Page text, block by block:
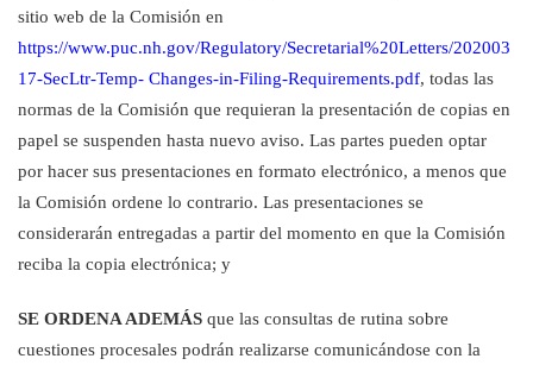
sitio web de la Comisión en
https://www.puc.nh.gov/Regulatory/Secretarial%20Letters/202003
17-SecLtr-Temp- Changes-in-Filing-Requirements.pdf, todas las
normas de la Comisión que requieran la presentación de copias en
papel se suspenden hasta nuevo aviso. Las partes pueden optar
por hacer sus presentaciones en formato electrónico, a menos que
la Comisión ordene lo contrario. Las presentaciones se
considerarán entregadas a partir del momento en que la Comisión
reciba la copia electrónica; y
SE ORDENA ADEMÁS que las consultas de rutina sobre
cuestiones procesales podrán realizarse comunicándose con la